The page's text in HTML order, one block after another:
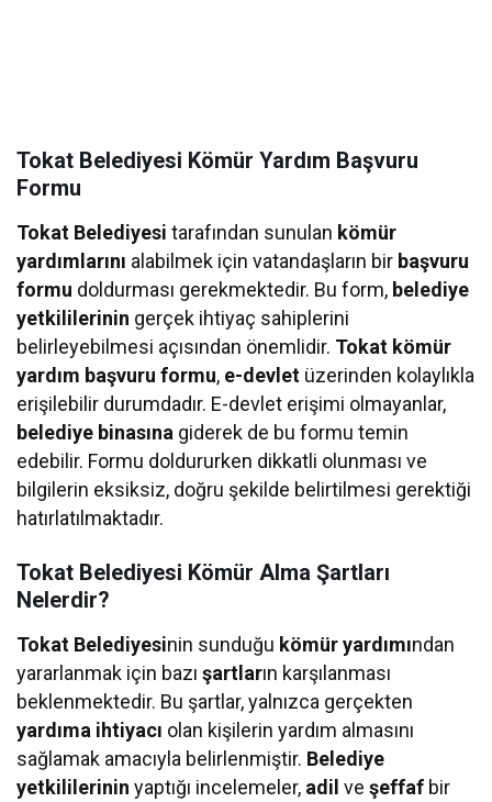
Tokat Belediyesi Kömür Yardım Başvuru
Formu
Tokat Belediyesi tarafından sunulan kömür
yardımlarını alabilmek için vatandaşların bir başvuru
formu doldurması gerekmektedir. Bu form, belediye
yetkililerinin gerçek ihtiyaç sahiplerini
belirleyebilmesi açısından önemlidir. Tokat kömür
yardım başvuru formu, e-devlet üzerinden kolaylıkla
erişilebilir durumdadır. E-devlet erişimi olmayanlar,
belediye binasına giderek de bu formu temin
edebilir. Formu doldururken dikkatli olunması ve
bilgilerin eksiksiz, doğru şekilde belirtilmesi gerektiği
hatırlatılmaktadır.
Tokat Belediyesi Kömür Alma Şartları
Nelerdir?
Tokat Belediyesinin sunduğu kömür yardımından
yararlanmak için bazışartların karşılanması
beklenmektedir. Bu şartlar, yalnızca gerçekten
yardıma ihtiyacı olan kişilerin yardım almasını
sağlamak amacıyla belirlenmiştir. Belediye
yetkililerinin yaptığı incelemeler, adil veşeffaf bir